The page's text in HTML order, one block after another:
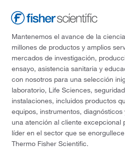
Mantenemos el avance de la
millones de productos y amplios
mercados de investigación,
ensayo, asistencia sanitaria y
con nosotros para una selección
laboratorio, Life Sciences,
instalaciones, incluidos productos
equipos, instrumentos,
una atención al cliente excepcional
líder en el sector que se
Thermo Fisher Scientific.